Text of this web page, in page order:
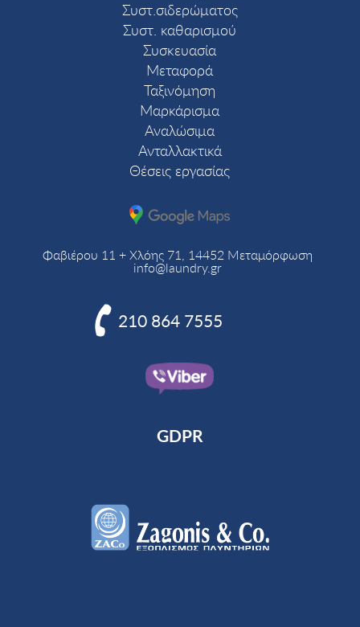
Συστ.σιδερώματος
Συστ. καθαρισμού
Συσκευασία
Μεταφορά
Ταξινόμηση
Μαρκάρισμα
Αναλώσιμα
Ανταλλακτικά
Θέσεις εργασίας
Φαβιέρου 11 + Χλόης 71, 14452 Μεταμόρφωση
info@laundry.gr
210 864 7555
GDPR